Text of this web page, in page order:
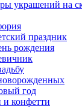
украшений на
праздник
рождения
год
конфетти